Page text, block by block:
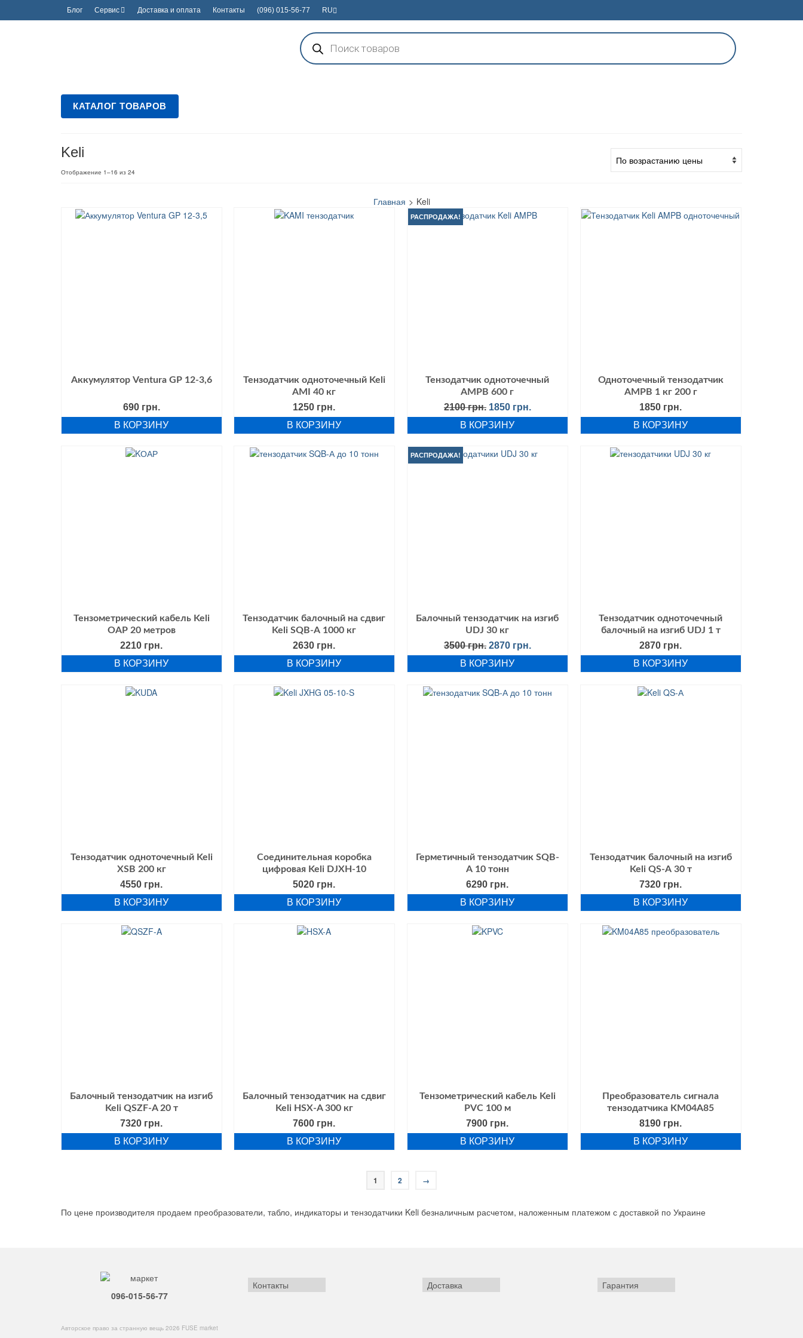
Блог Сервис Доставка и оплата Контакты (096) 015-56-77 RU
Поиск
товаров
КАТАЛОГ ТОВАРОВ
Keli
Отображение 1–16 из 24Цены:
Главная > Keli
Аккумулятор Ventura GP 12-3,6
690 грн.
В КОРЗИНУ
Тензодатчик одноточечный Keli
AMI 40 кг
1250 грн.
В КОРЗИНУ
РАСПРОДАЖА!
Тензодатчик одноточечный
AMPB 600 г
2100грн. Первоначальная
цена
составляла
1850 грн.
цена:
В КОРЗИНУ
Одноточечный тензодатчик
AMPB 1 кг 200 г
1850 грн.
В КОРЗИНУ
Тензометрический кабель Keli
ОАР 20 метров
2210 грн.
В КОРЗИНУ
Тензодатчик балочный на сдвиг
Keli SQB-А 1000 кг
2630 грн.
В КОРЗИНУ
РАСПРОДАЖА!
Балочный тензодатчик на изгиб
UDJ 30 кг
3500грн. Первоначальная
цена
составляла
2870 грн.
цена:
В КОРЗИНУ
Тензодатчик одноточечный
балочный на изгиб UDJ 1 т
2870 грн.
В КОРЗИНУ
Тензодатчик одноточечный Keli
XSB 200 кг
4550 грн.
В КОРЗИНУ
Соединительная коробка
цифровая Keli DJXH-10
5020 грн.
В КОРЗИНУ
Герметичный тензодатчик SQB-
А 10 тонн
6290 грн.
В КОРЗИНУ
Тензодатчик балочный на изгиб
Keli QS-А 30 т
7320 грн.
В КОРЗИНУ
Балочный тензодатчик на изгиб
Keli QSZF-A 20 т
7320 грн.
В КОРЗИНУ
Балочный тензодатчик на сдвиг
Keli HSX-A 300 кг
7600 грн.
В КОРЗИНУ
Тензометрический кабель Keli
PVC 100 м
7900 грн.
В КОРЗИНУ
Преобразователь сигнала
тензодатчика KM04A85
8190 грн.
В КОРЗИНУ
1 2 →
По цене производителя продаем преобразователи, табло, индикаторы и тензодатчики Keli безналичным расчетом, наложенным платежом с доставкой по Украине
096-015-56-77
Контакты Доставка Гарантия
Авторское право за странную вещь 2026 FUSE market